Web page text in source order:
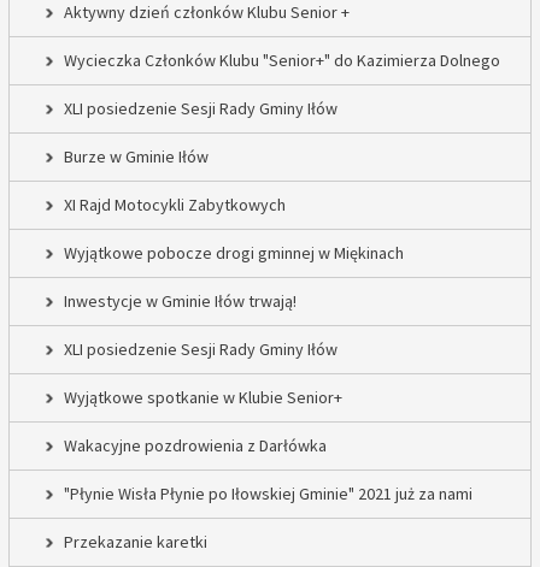
Aktywny dzień członków Klubu Senior +
Wycieczka Członków Klubu "Senior+" do Kazimierza Dolnego
XLI posiedzenie Sesji Rady Gminy Iłów
Burze w Gminie Iłów
XI Rajd Motocykli Zabytkowych
Wyjątkowe pobocze drogi gminnej w Miękinach
Inwestycje w Gminie Iłów trwają!
XLI posiedzenie Sesji Rady Gminy Iłów
Wyjątkowe spotkanie w Klubie Senior+
Wakacyjne pozdrowienia z Darłówka
"Płynie Wisła Płynie po Iłowskiej Gminie" 2021 już za nami
Przekazanie karetki